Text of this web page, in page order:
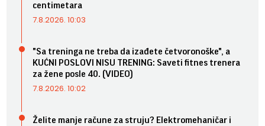
centimetara
7.8.2026. 10:03
"Sa treninga ne treba da izađete četvoronoške", a
KUĆNI POSLOVI NISU TRENING: Saveti fitnes trenera
za žene posle 40. (VIDEO)
7.8.2026. 10:02
Želite manje račune za struju? Elektromehaničar i